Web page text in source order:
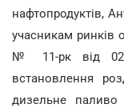
нафтопродуктів,
учасникам ринків
№ 11-рк від
встановлення
дизельне